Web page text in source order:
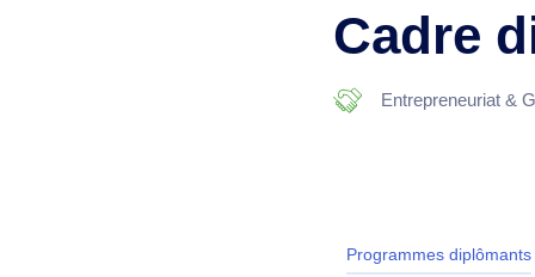
Cadre
Entrepreneuriat &
Programmes diplômants